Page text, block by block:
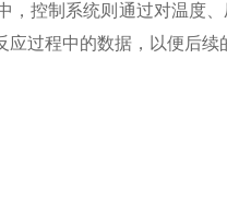
控制系统则通过对温度
过程中的数据，以便后续